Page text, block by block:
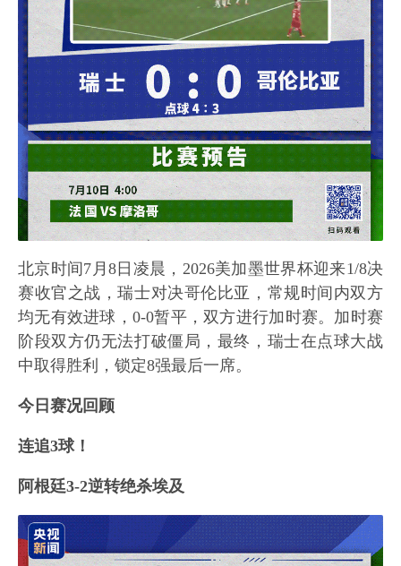
北京时间7月8日凌晨，2026美加墨世界杯迎来1/8决
赛收官之战，瑞士对决哥伦比亚，常规时间内双方
均无有效进球，0-0暂平，双方进行加时赛。加时赛
阶段双方仍无法打破僵局，最终，瑞士在点球大战
中取得胜利，锁定8强最后一席。
今日赛况回顾
连追3球！
阿根廷3-2逆转绝杀埃及